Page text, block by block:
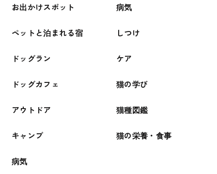
お出かけスポット
ペットと泊まれる宿
ドッグラン
ドッグカフェ
アウトドア
キャンプ
病気
病気
しつけ
ケア
猫の学び
猫種図鑑
猫の栄養・食事